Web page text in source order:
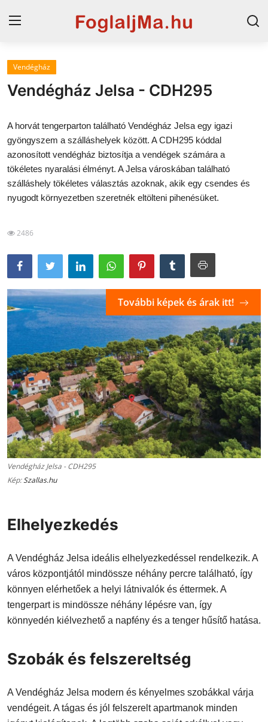
Horvát tengerpart
Magyarország
Szállások a Balatonon
Horvátország
Blog
Vendégház
Vendégház Jelsa - CDH295
A horvát tengerparton található Vendégház Jelsa egy igazi
gyöngyszem a szálláshelyek között. A CDH295 kóddal
azonosított vendégház biztosítja a vendégek számára a
tökéletes nyaralási élményt. A Jelsa városkában található
szálláshely tökéletes választás azoknak, akik egy csendes és
nyugodt környezetben szeretnék eltölteni pihenésüket.
2486
Vendégház Jelsa - CDH295
Kép:Szallas.hu
További képek és árak itt!
Elhelyezkedés
A Vendégház Jelsa ideális elhelyezkedéssel rendelkezik. A
város központjától mindössze néhány percre található, így
könnyen elérhetőek a helyi látnivalók és éttermek. A
tengerpart is mindössze néhány lépésre van, így
könnyedén kiélvezhető a napfény és a tenger hűsítő hatása.
Szobák és felszereltség
A Vendégház Jelsa modern és kényelmes szobákkal várja
vendégeit. A tágas és jól felszerelt apartmanok minden